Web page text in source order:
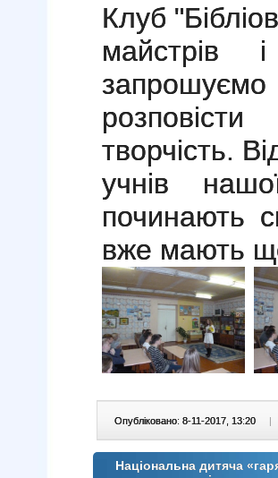
Клуб
майстрів
творчість.
учнів
починають
вже мають
Опубліковано: 8-11-2017, 13:20
Національна дитяча